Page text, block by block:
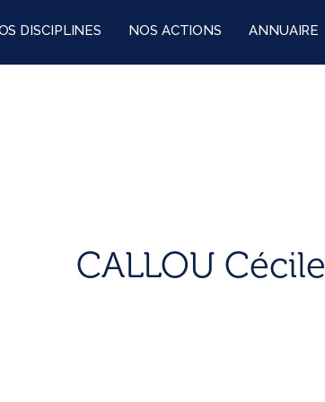
DISCIPLINES NOS ACTIONS ANNUAIRE
CALLOU Cécile